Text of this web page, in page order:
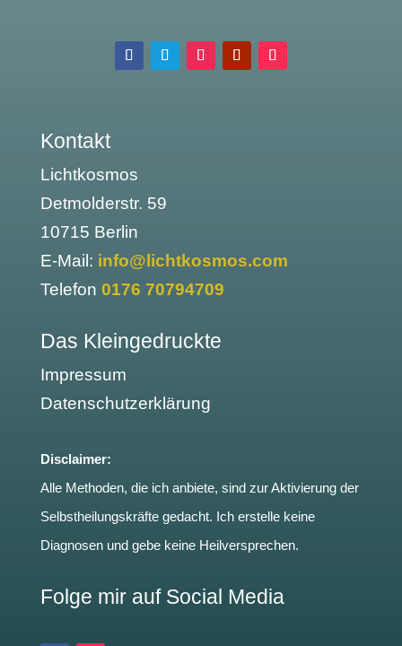
Kontakt
Lichtkosmos
Detmolderstr. 59
10715 Berlin
E-Mail: info@lichtkosmos.com
Telefon 0176 70794709
Das Kleingedruckte
Impressum
Datenschutzerklärung
Disclaimer:
Alle Methoden, die ich anbiete, sind zur Aktivierung der
Selbstheilungskräfte gedacht. Ich erstelle keine
Diagnosen und gebe keine Heilversprechen.
Folge mir auf Social Media